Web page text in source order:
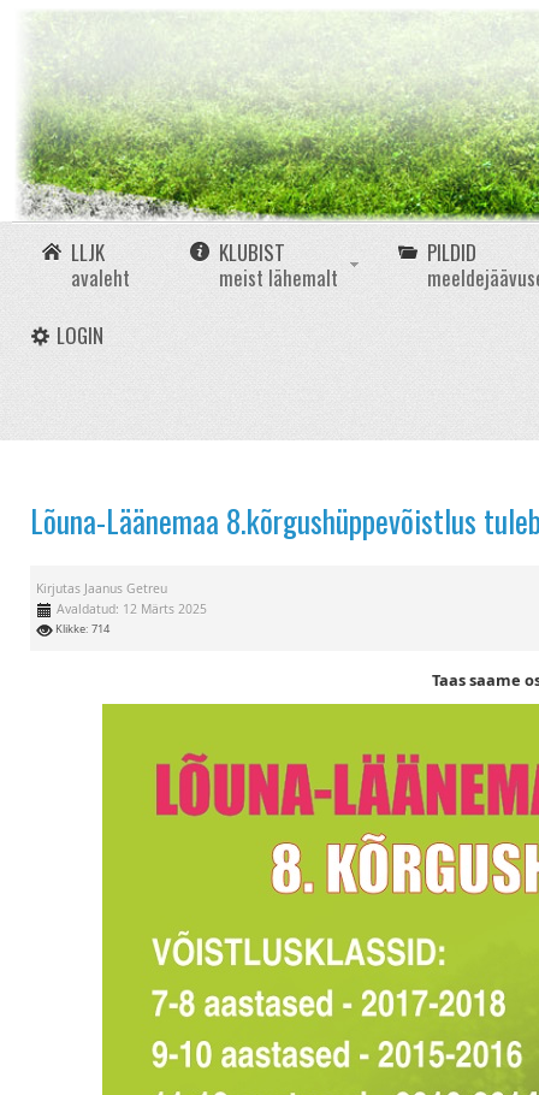
LLJK
avaleht
KLUBIST
meist lähemalt
PILDID
LOGIN
Lõuna-Läänemaa 8.kõrgushüppevõistlus
Kirjutas Jaanus Getreu
Avaldatud: 12 Märts 2025
Klikke: 714
Taas saame